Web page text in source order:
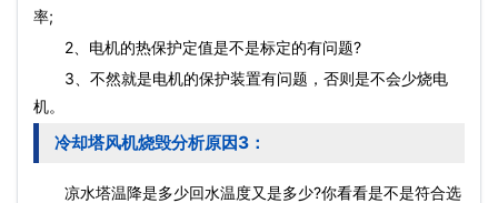
率;
2、电机的热保护定值是不是标定的有问题?
3、不然就是电机的保护装置有问题，否则是不会少烧电
机。
冷却塔风机烧毁分析原因3：
凉水塔温降是多少回水温度又是多少?你看看是不是符合选